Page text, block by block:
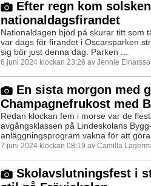
Efter regn kom
nationaldagsfirandet
Nationaldagen bjöd på skurar titt som
var dags för firandet i Oscarsparken
sig bör just denna dag. Parken ...
6 juni 2024 klockan 23:26 av Jennie
En sista morgon med
Champagnefrukost med
Redan klockan fem i morse var de
avgångsklassen på Lindeskolans
anläggningsprogram vakna för att
7 juni 2024 klockan 08:19 av Camilla
Skolavslutningsfest i